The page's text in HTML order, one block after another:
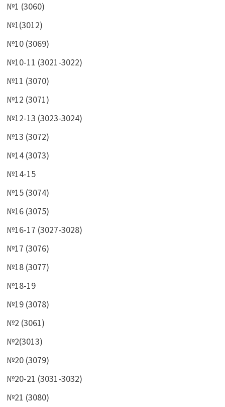
№1 (3060)
№1(3012)
№10 (3069)
№10-11 (3021-3022)
№11 (3070)
№12 (3071)
№12-13 (3023-3024)
№13 (3072)
№14 (3073)
№14-15
№15 (3074)
№16 (3075)
№16-17 (3027-3028)
№17 (3076)
№18 (3077)
№18-19
№19 (3078)
№2 (3061)
№2(3013)
№20 (3079)
№20-21 (3031-3032)
№21 (3080)